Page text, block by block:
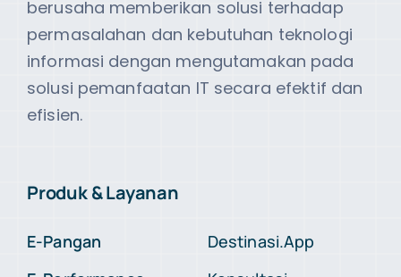
berusaha memberikan solusi terhadap
permasalahan dan kebutuhan teknologi
informasi dengan mengutamakan pada
solusi pemanfaatan IT secara efektif dan
efisien.
Produk & Layanan
E-Pangan
Destinasi.App